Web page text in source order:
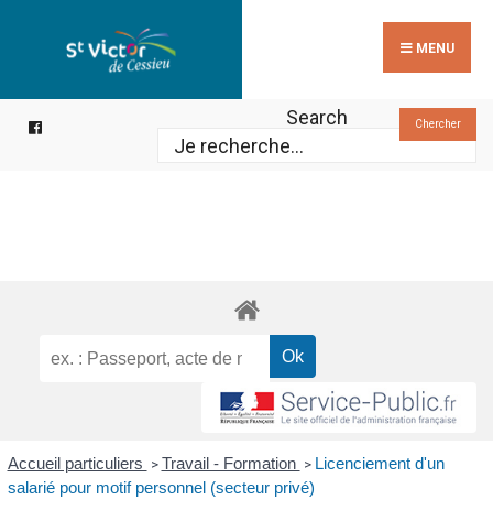
MENU
Search Chercher
Accueil particuliers > Travail - Formation > Licenciement d'un
salarié pour motif personnel (secteur privé)
for: